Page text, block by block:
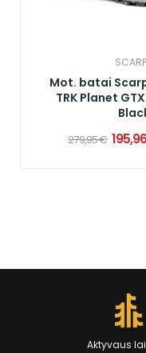
Mot. batai
TRK Planet GTX Wmn, Jade
279,95 €
Aktyvaus